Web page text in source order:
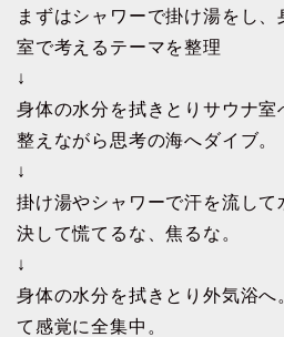
まずはシャワーで掛け湯をし
室で考えるテーマを整理
↓
身体の水分を拭きとりサウナ室
整えながら思考の海へダイブ。
↓
掛け湯やシャワーで汗を流して
決して慌てるな、焦るな。
↓
身体の水分を拭きとり外気浴へ
て感覚に全集中。